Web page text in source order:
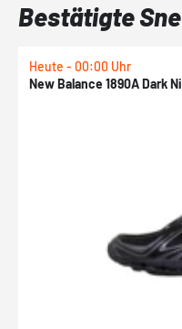
Bestätigte
Heute - 00:00 Uhr
New Balance 1890A Dark